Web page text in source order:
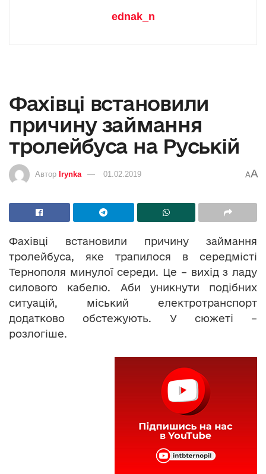
ednak_n
Фахівці встановили
причину займання
тролейбуса на Руській
Автор Irynka 01.02.2019 AA
Фахівці встановили причину займання
тролейбуса, яке трапилося в середмісті
Тернополя минулої середи. Це – вихід з ладу
силового кабелю. Аби уникнути подібних
ситуацій, міський електротранспорт
додатково обстежують. У сюжеті –
розлогіше.